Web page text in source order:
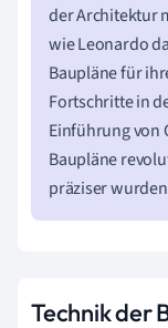
der Architektur
wie Leonardo
Baupläne für
Fortschritte in
Einführung von
Baupläne
präziser
Technik der